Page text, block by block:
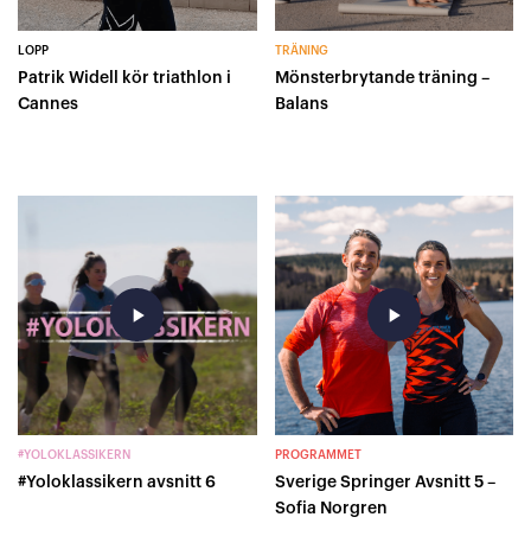
LOPP
Patrik Widell kör triathlon i
Cannes
TRÄNING
Mönsterbrytande träning –
Balans
play_arrow
#YOLOKLASSIKERN
#Yoloklassikern avsnitt 6
play_arrow
PROGRAMMET
Sverige Springer Avsnitt 5 –
Sofia Norgren